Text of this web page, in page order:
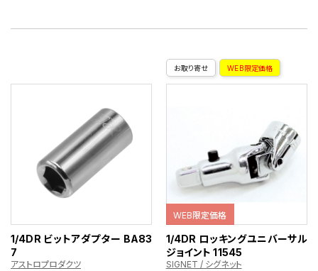
1/4DR ビットアダプター BA83
7
アストロプロダクツ
お取り寄せ WEB限定価格
WEB限定価格
1/4DR ロッキングユニバーサル
ジョイント 11545
SIGNET / シグネット